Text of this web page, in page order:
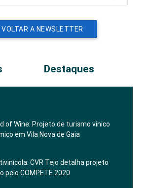
VOLTAR A NEWSLETTER
Destaques
of Wine: Projeto de turismo vínico
em Vila Nova de Gaia
CVR Tejo detalha projeto
pelo COMPETE 2020